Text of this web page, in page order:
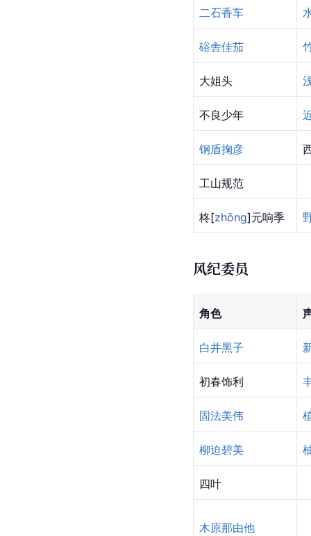
二石香车
硲舎佳茄
大姐头
不良少年
钢盾掬彦
工山规范
柊[zhōng]元响季
风纪委员
角色
白井黑子
初春饰利
固法美伟
柳迫碧美
四叶
木原那由他